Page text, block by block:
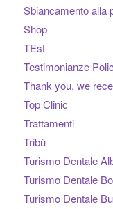
Sbiancamento alla
Shop
TEst
Testimonianze
Thank you, we
Top Clinic
Trattamenti
Tribù
Turismo Dentale
Turismo Dentale
Turismo Dentale